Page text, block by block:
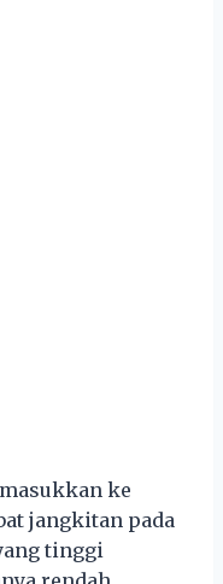
ke
jangkitan pada
tinggi